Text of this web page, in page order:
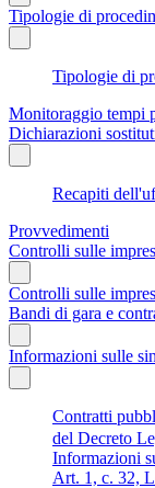
Tipologie di
Tipologie di
Monitoraggio tempi
Dichiarazioni
Recapiti
Provvedimenti
Controlli sulle
Controlli sulle
Bandi di gara e
Informazioni sulle
Contratti
del Decreto
Informazioni
Art. 1, c. 32,